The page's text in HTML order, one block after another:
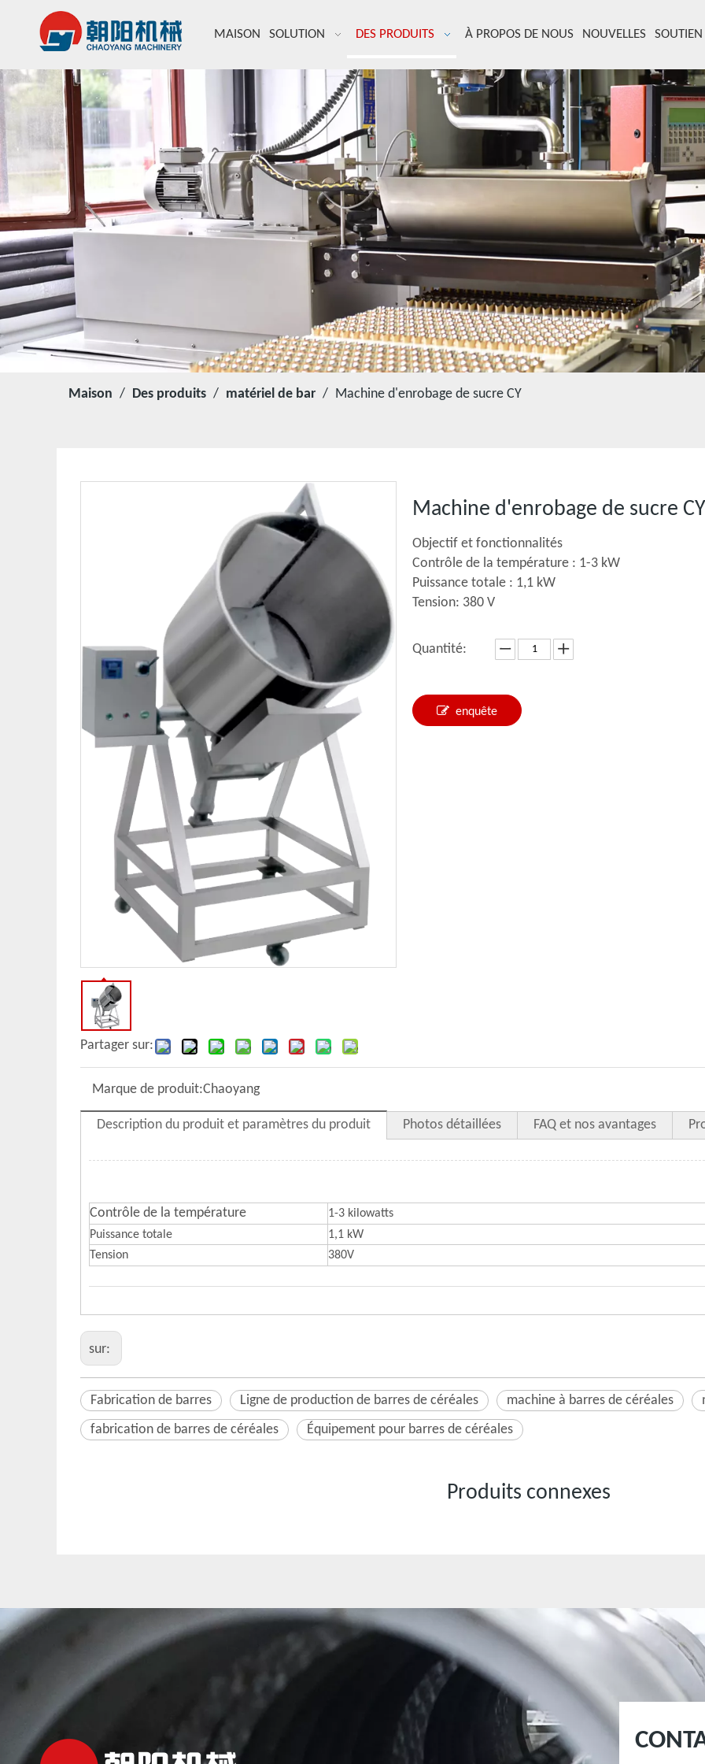
MAISON SOLUTION DES PRODUITS À PROPOS DE NOUS NOUVELLES SOUTIEN
Maison / Des produits / matériel de bar / Machine d'enrobage de sucre CY
Partager sur:
Machine d'enrobage de sucre
Objectif et fonctionnalités
Contrôle de la température : 1-3 kW
Puissance totale : 1,1 kW
Tension: 380 V
Quantité:
enquête
Marque de produit:Chaoyang
Description du produit et paramètres du produit Photos détaillées FAQ et nos avantages
Contrôle de la température
1-3 kilowatts
Puissance totale
1,1 kW
Tension
380V
sur:
Fabrication de barres Ligne de production de barres de céréales machine à barres de céréales
fabrication de barres de céréales
Équipement pour barres de céréales
Produits connexes